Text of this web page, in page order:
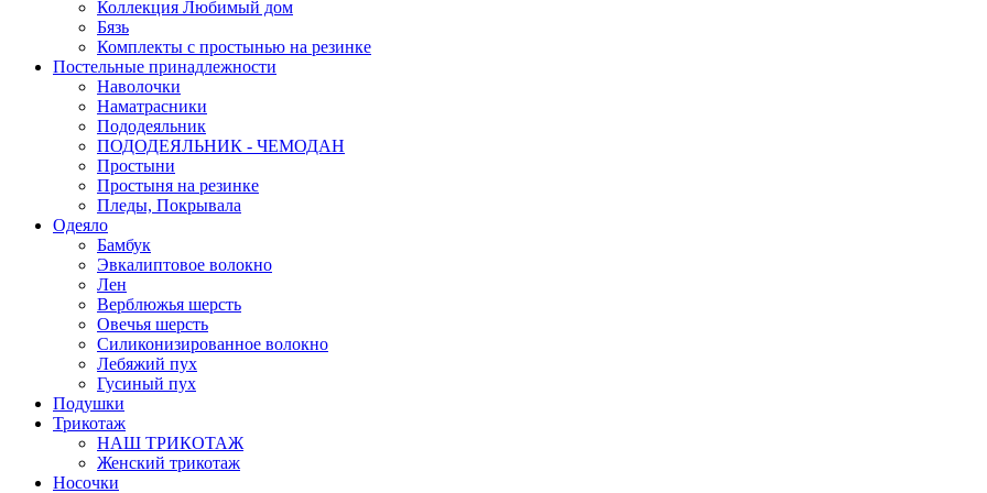
Коллекция Любимый дом
Бязь
Комплекты с простынью на резинке
Постельные принадлежности
Наволочки
Наматрасники
Пододеяльник
ПОДОДЕЯЛЬНИК - ЧЕМОДАН
Простыни
Простыня на резинке
Пледы, Покрывала
Одеяло
Бамбук
Эвкалиптовое волокно
Лен
Верблюжья шерсть
Овечья шерсть
Силиконизированное волокно
Лебяжий пух
Гусиный пух
Подушки
Трикотаж
НАШ ТРИКОТАЖ
Женский трикотаж
Носочки